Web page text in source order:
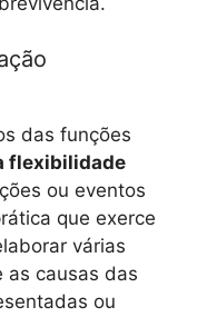
das funções
flexibilidade
ou eventos
que exerce
várias
as causas das
ou